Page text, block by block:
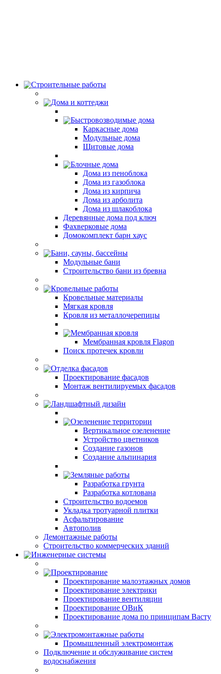
Строительные работы
Дома и коттеджи
Быстровозводимые дома
Каркасные дома
Модульные дома
Щитовые дома
Блочные дома
Дома из пеноблока
Дома из газоблока
Дома из кирпича
Дома из арболита
Дома из шлакоблока
Деревянные дома под ключ
Фахверковые дома
Домокомплект барн хаус
Бани, сауны, бассейны
Модульные бани
Строительство бани из бревна
Кровельные работы
Кровельные материалы
Мягкая кровля
Кровля из металлочерепицы
Мембранная кровля
Мембранная кровля Flagon
Поиск протечек кровли
Отделка фасадов
Проектирование фасадов
Монтаж вентилируемых фасадов
Ландшафтный дизайн
Озеленение территории
Вертикальное озеленение
Устройство цветников
Создание газонов
Создание альпинария
Земляные работы
Разработка грунта
Разработка котлована
Строительство водоемов
Укладка тротуарной плитки
Асфальтирование
Автополив
Демонтажные работы
Строительство коммерческих зданий
Инженерные системы
Проектирование
Проектирование малоэтажных домов
Проектирование электрики
Проектирование вентиляции
Проектирование ОВиК
Проектирование дома по принципам Васту
Электромонтажные работы
Промышленный электромонтаж
Подключение и обслуживание систем
водоснабжения